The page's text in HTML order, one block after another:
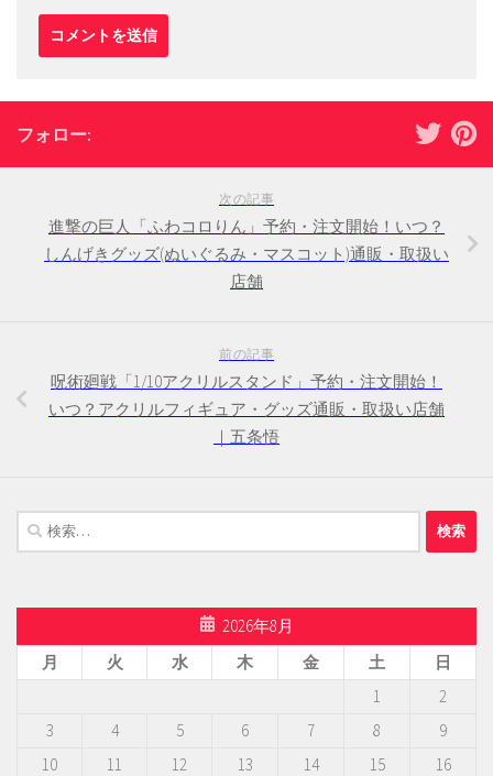
フォロー:
次の記事
進撃の巨人「ふわコロりん」予約・注文開始！いつ？
しんげきグッズ(ぬいぐるみ・マスコット)通販・取扱い
店舗
前の記事
呪術廻戦「1/10アクリルスタンド」予約・注文開始！
いつ？アクリルフィギュア・グッズ通販・取扱い店舗
｜五条悟
検
索:
2026年8月
月
火 水 木 金 土
日
1
2
3
4 5 6 7 8
9
10
11 12 13 14 15
16